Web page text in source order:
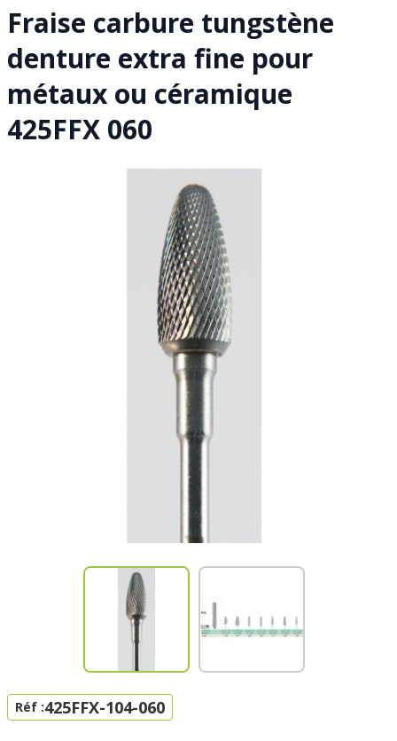
Fraise carbure tungstène
denture extra fine pour
métaux ou céramique
425FFX 060
Réf :425FFX-104-060